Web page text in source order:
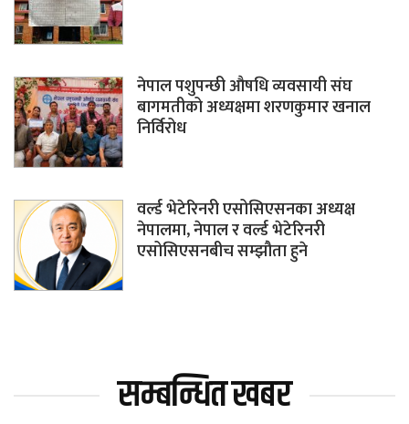
नेपाल पशुपन्छी औषधि व्यवसायी संघ
बागमतीको अध्यक्षमा शरणकुमार खनाल
निर्विरोध
वर्ल्ड भेटेरिनरी एसोसिएसनका अध्यक्ष
नेपालमा, नेपाल र वर्ल्ड भेटेरिनरी
एसोसिएसनबीच सम्झौता हुने
सम्बन्धित खबर